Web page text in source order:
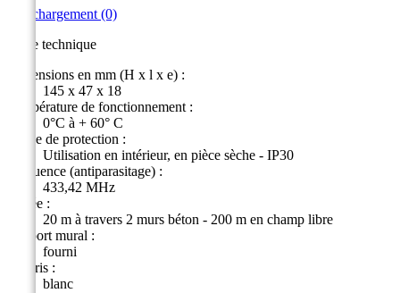
Téléchargement (0)
Fiche technique
Dimensions en mm (H x l x e) :
145 x 47 x 18
Température de fonctionnement :
0°C à + 60° C
Indice de protection :
Utilisation en intérieur, en pièce sèche - IP30
Fréquence (antiparasitage) :
433,42 MHz
Portée :
20 m à travers 2 murs béton - 200 m en champ libre
Support mural :
fourni
Coloris :
blanc